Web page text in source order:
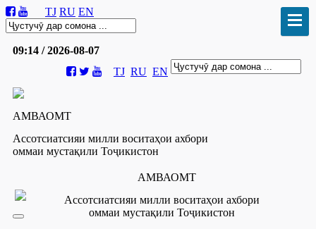
TJ RU EN
09:14 / 2026-08-07
TJ RU EN
АМВАОМТ
Ассотсиатсияи милли воситаҳои ахбори
оммаи мустақили Тоҷикистон
АМВАОМТ
Ассотсиатсияи милли воситаҳои ахбори
оммаи мустақили Тоҷикистон